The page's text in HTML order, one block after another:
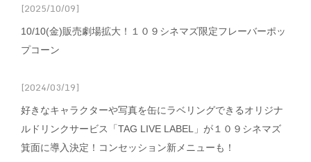
[2025/10/09]
10/10(金)販売劇場拡大！１０９シネマズ限定フレーバーポッ
プコーン
[2024/03/19]
好きなキャラクターや写真を缶にラベリングできるオリジナ
ルドリンクサービス「TAG LIVE LABEL」が１０９シネマズ
箕面に導入決定！コンセッション新メニューも！